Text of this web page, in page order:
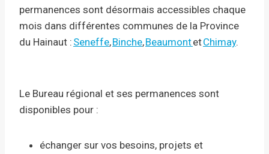
permanences sont désormais accessibles chaque
mois dans différentes communes de la Province
du Hainaut : Seneffe,Binche,BeaumontetChimay.
Le Bureau régional et ses permanences sont
disponibles pour :
échanger sur vos besoins, projets et